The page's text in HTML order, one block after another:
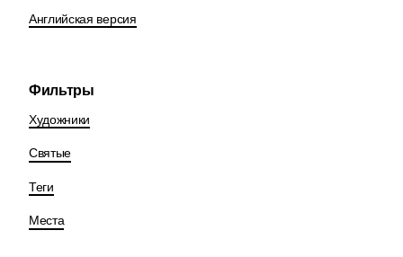
Английская версия
Фильтры
Художники
Святые
Теги
Места